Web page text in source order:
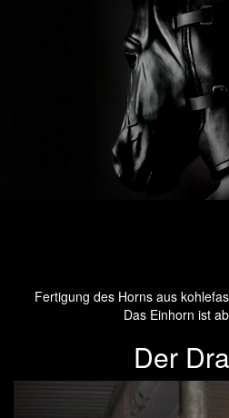
Fertigung des Horns aus
Das Einhorn ist
Der